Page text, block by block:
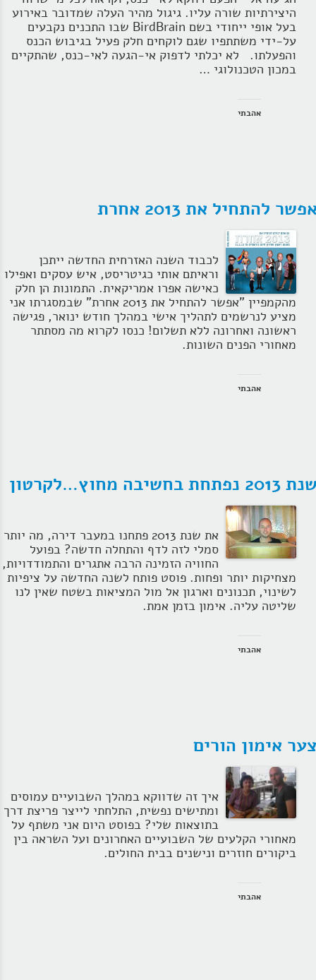
היצירתיות שורה עליו. גיגול מהיר העלה שמדובר באירוע
בעל אופי ייחודי בשם BirdBrain שבו התכנים נקבעים
על-ידי משתתפיו שגם לוקחים חלק פעיל בגיבוש הכנס
והפעלתו. לא יכלתי לדפוק אי-הגעה לאי-כנס, שהתקיים
במכון הטכנולוגי …
אהבתי
להתחיל את 2013 אחרת
לכבוד השנה האזרחית החדשה ייתכן
וראיתם אותי כגיטריסט, איש עסקים ואפילו
כאישה אפרו אמריקאית. התמונות הן חלק
מהקמפיין "אפשר להתחיל את 2013 אחרת" שבמסגרתו אני
מציע לנרשמים לתהליך אישי במהלך חודש ינואר, פגישה
ראשונה ואחרונה ללא תשלום! כנסו לקרוא מה מסתתר
מאחורי הפנים השונות.
אהבתי
נפתחת בחשיבה מחוץ…לקרטון
את שנת 2013 פתחנו במעבר דירה, מה יותר
סמלי לזה לדף והתחלה חדשה? בפועל
החוויה הזמינה הרבה אתגרים והתמודדויות,
מצחיקות יותר ופחות. פוסט פותח לשנה החדשה על ציפיות
לשינוי, תכנונים וארגון אל מול המציאות בשטח שאין לנו
שליטה עליה. אימון בזמן אמת.
אהבתי
אימון הורים
איך זה שדווקא במהלך השבועיים עמוסים
ומתישים נפשית, התלחתי לייצר פריצת דרך
בתוצאות שלי? בפוסט היום אני משתף על
מאחורי הקלעים של השבועיים האחרונים ועל השראה בין
ביקורים חוזרים ונישנים בבית החולים.
אהבתי